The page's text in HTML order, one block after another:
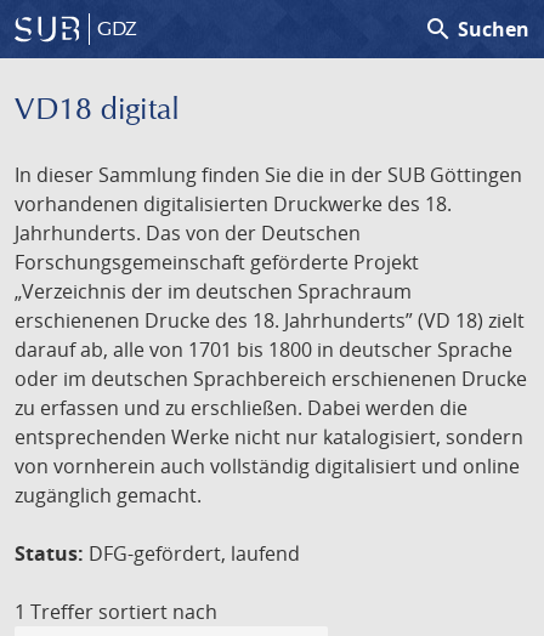
GDZ search Suchen
VD18 digital
In dieser Sammlung finden Sie die in der SUB Göttingen
vorhandenen digitalisierten Druckwerke des 18.
Jahrhunderts. Das von der Deutschen
Forschungsgemeinschaft geförderte Projekt
„Verzeichnis der im deutschen Sprachraum
erschienenen Drucke des 18. Jahrhunderts” (VD 18) zielt
darauf ab, alle von 1701 bis 1800 in deutscher Sprache
oder im deutschen Sprachbereich erschienenen Drucke
zu erfassen und zu erschließen. Dabei werden die
entsprechenden Werke nicht nur katalogisiert, sondern
von vornherein auch vollständig digitalisiert und online
zugänglich gemacht.
Status: DFG-gefördert, laufend
1 Treffer sortiert nach